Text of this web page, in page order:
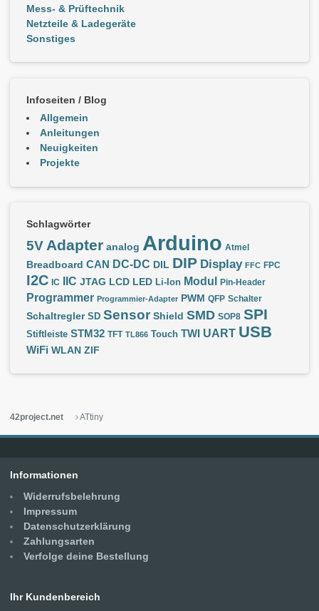
Mess- & Prüftechnik
Netzteile & Ladegeräte
Sonstiges
Infoseiten / Blog
Allgemein
Anleitungen
Neuigkeiten
Projekte
Schlagwörter
5V Adapter analog Arduino Atmel
Breadboard CAN DC-DC DIL DIP Display FFC FPC
I2C IC IIC JTAG LCD LED Li-Ion Modul Pin-Header
Programmer Programmier-Adapter PWM QFP Schalter
Schaltregler SD Sensor Shield SMD SOP8 SPI
Stiftleiste STM32 TFT TL866 Touch TWI UART USB
WiFi WLAN ZIF
42project.net ATtiny
Informationen
Widerrufsbelehrung
Impressum
Datenschutzerklärung
Zahlungsarten
Verfolge deine Bestellung
Ihr Kundenbereich